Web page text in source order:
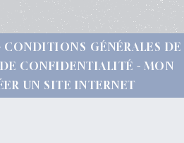
CONDITIONS GÉNÉRALES DE
CONFIDENTIALITÉ
MON
UN SITE INTERNET